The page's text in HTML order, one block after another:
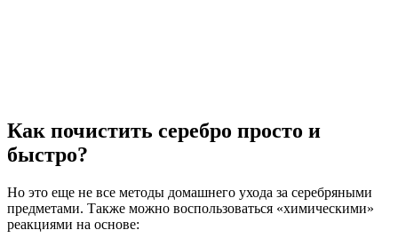
Как почистить серебро просто и
быстро?
Но это еще не все методы домашнего ухода за серебряными
предметами. Также можно воспользоваться «химическими»
реакциями на основе: